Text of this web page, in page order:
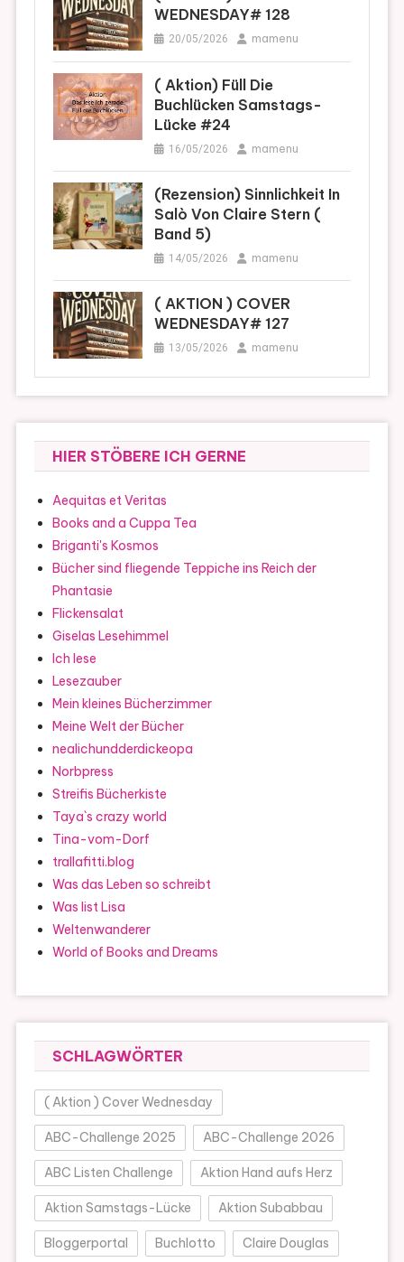
WEDNESDAY# 128
20/05/2026 mamenu
( Aktion) Füll Die
Buchlücken Samstags-
Lücke #24
16/05/2026 mamenu
(Rezension) Sinnlichkeit In
Salò Von Claire Stern (
Band 5)
14/05/2026 mamenu
( AKTION ) COVER
WEDNESDAY# 127
13/05/2026 mamenu
HIER STÖBERE ICH GERNE
Aequitas et Veritas
Books and a Cuppa Tea
Briganti's Kosmos
Bücher sind fliegende Teppiche ins Reich der
Phantasie
Flickensalat
Giselas Lesehimmel
Ich lese
Lesezauber
Mein kleines Bücherzimmer
Meine Welt der Bücher
nealichundderdickeopa
Norbpress
Streifis Bücherkiste
Taya`s crazy world
Tina-vom-Dorf
trallafitti.blog
Was das Leben so schreibt
Was list Lisa
Weltenwanderer
World of Books and Dreams
SCHLAGWÖRTER
( Aktion ) Cover Wednesday
ABC-Challenge 2025 ABC-Challenge 2026
ABC Listen Challenge Aktion Hand aufs Herz
Aktion Samstags-Lücke Aktion Subabbau
Bloggerportal Buchlotto Claire Douglas